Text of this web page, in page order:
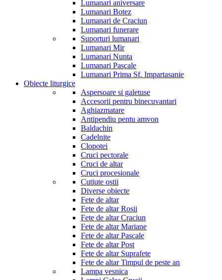
Lumanari aniversare
Lumanari Botez
Lumanari de Craciun
Lumanari funerare
Suporturi lumanari
Lumanari Mir
Lumanari Nunta
Lumanari Pascale
Lumanari Prima Sf. Impartasanie
Obiecte liturgice
Aspersoare si galetuse
Accesorii pentru binecuvantari
Aghiazmatare
Antipendiu pentu amvon
Baldachin
Cadelnite
Clopotei
Cruci pectorale
Cruci de altar
Cruci procesionale
Cutiute ostii
Diverse obiecte
Fete de altar
Fete de altar Rosii
Fete de altar Craciun
Fete de altar Mariane
Fete de altar Pascale
Fete de altar Post
Fete de altar Suprafete
Fete de altar Timpul de peste an
Lampa vesnica